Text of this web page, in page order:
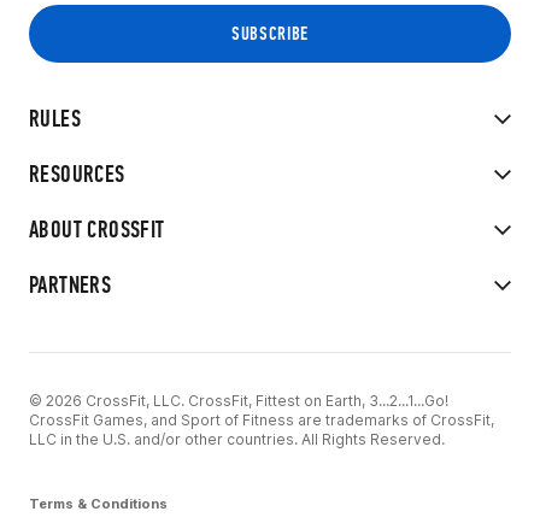
RULES
RESOURCES
ABOUT CROSSFIT
PARTNERS
© 2026 CrossFit, LLC. CrossFit, Fittest on Earth, 3...2...1...Go!
CrossFit Games, and Sport of Fitness are trademarks of CrossFit,
LLC in the U.S. and/or other countries. All Rights Reserved.
Terms & Conditions